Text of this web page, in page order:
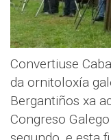
Convertiuse
da ornitoloxía
Bergantiños xa
Congreso